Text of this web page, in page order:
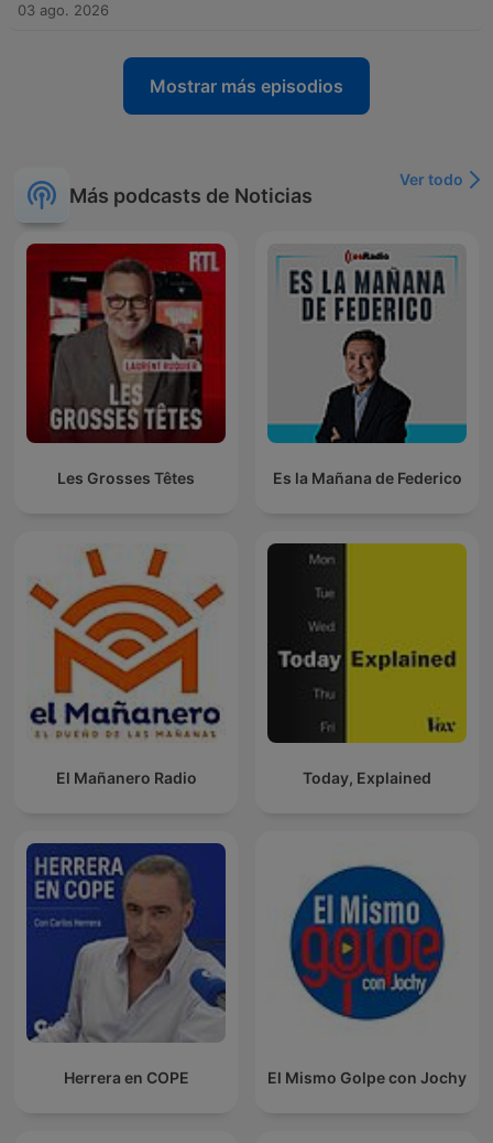
03 ago. 2026
Mostrar más episodios
Más podcasts de Noticias
Ver todo
Les Grosses Têtes Es la Mañana de Federico
El Mañanero Radio Today, Explained
Herrera en COPE El Mismo Golpe con Jochy